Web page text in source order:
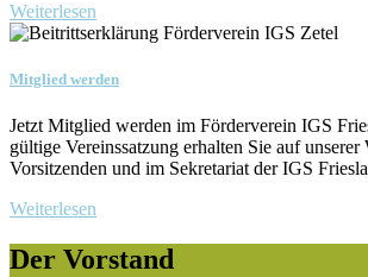
Weiterlesen
Mitglied werden
Jetzt Mitglied werden im Förderverein IGS
gültige Vereinssatzung erhalten Sie auf unserer
Vorsitzenden und im Sekretariat der IGS
Weiterlesen
Der Vorstand